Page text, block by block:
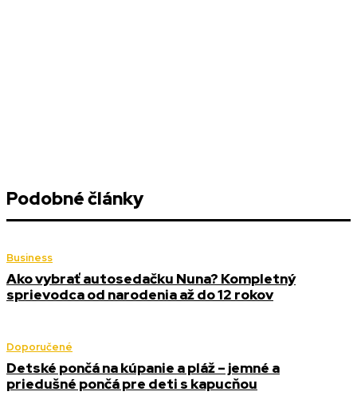
Podobné články
Business
Ako vybrať autosedačku Nuna? Kompletný
sprievodca od narodenia až do 12 rokov
Doporučené
Detské pončá na kúpanie a pláž – jemné a
priedušné pončá pre deti s kapucňou